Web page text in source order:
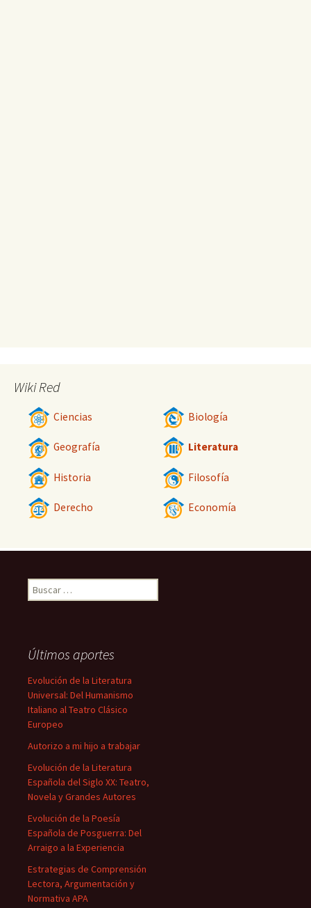
Wiki Red
Ciencias Biología
Geografía Literatura
Historia Filosofía
Derecho Economía
Buscar:
Últimos aportes
Evolución de la Literatura
Universal: Del Humanismo
Italiano al Teatro Clásico
Europeo
Autorizo a mi hijo a trabajar
Evolución de la Literatura
Española del Siglo XX: Teatro,
Novela y Grandes Autores
Evolución de la Poesía
Española de Posguerra: Del
Arraigo a la Experiencia
Estrategias de Comprensión
Lectora, Argumentación y
Normativa APA